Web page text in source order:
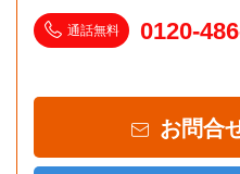
通話無料 0120-
お問合